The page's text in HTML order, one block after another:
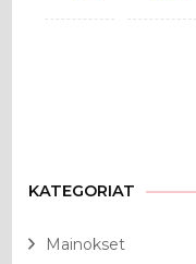
KATEGORIAT
Mainokset